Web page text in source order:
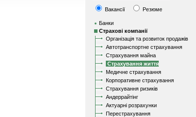
Вакансії Резюме
Банки
Страхові компанії
Організація та розвиток продажів
Автотранспортне страхування
Страхування майна
Страхування життя
Медичне страхування
Корпоративне страхування
Страхування ризиків
Андеррайтінг
Актуарні розрахунки
Перестрахування